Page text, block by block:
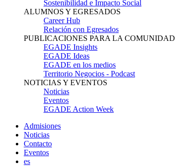
Sostenibilidad e Impacto Social
ALUMNOS Y EGRESADOS
Career Hub
Relación con Egresados
PUBLICACIONES PARA LA COMUNIDAD
EGADE Insights
EGADE Ideas
EGADE en los medios
Territorio Negocios - Podcast
NOTICIAS Y EVENTOS
Noticias
Eventos
EGADE Action Week
Admisiones
Noticias
Contacto
Eventos
es